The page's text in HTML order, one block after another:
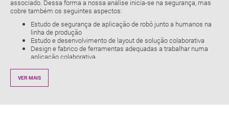
associado. Dessa forma a nossa análise inicia-se na segurança, mas
cobre também os seguintes aspectos:
Estudo de segurança de aplicação de robô junto a humanos na
linha de produção
Estudo e desenvolvimento de layout de solução colaborativa
Design e fabrico de ferramentas adequadas a trabalhar numa
aplicação colaborativa
As aplicações mais comuns com este tipo de robôs são:
Carga e descarga de CNC's e Máquinas de Injecção
VER MAIS